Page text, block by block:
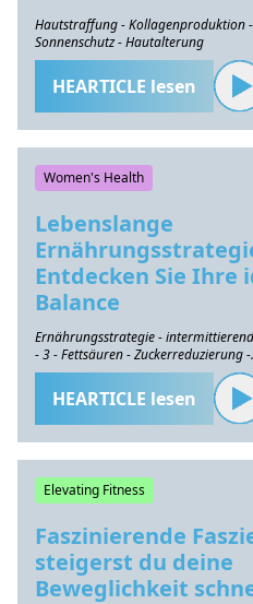
Hautstraffung - Kollagenproduktion
Sonnenschutz - Hautalterung
HEARTICLE lesen
Women's Health
Lebenslange
Entdecken Sie Ihre
Balance
Ernährungsstrategie -
- 3 - Fettsäuren - Zuckerreduzierung -
Gesundheitserhaltung
HEARTICLE lesen
Elevating Fitness
Faszinierende
steigerst du deine
Beweglichkeit